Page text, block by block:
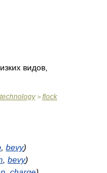
видов,
> flock
bevy)
bevy)